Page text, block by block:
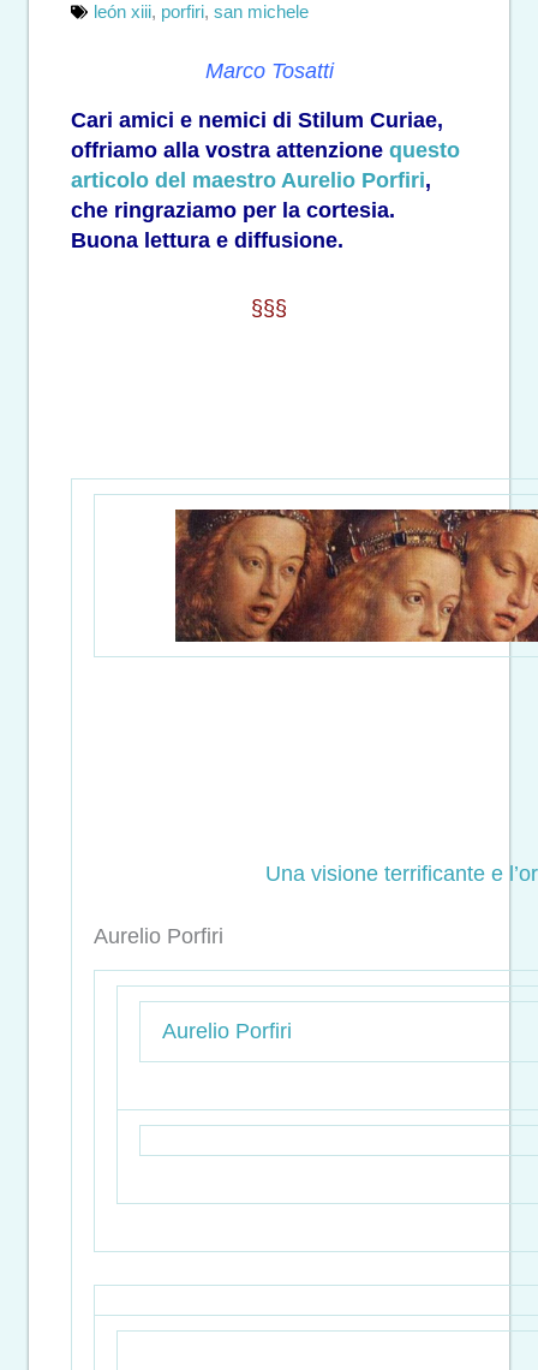
león xiii, porfiri, san michele
Marco Tosatti
Cari amici e nemici di Stilum Curiae,
offriamo alla vostra attenzione questo
articolo del maestro Aurelio Porfiri,
che ringraziamo per la cortesia.
Buona lettura e diffusione.
§§§
Una visione terrificante e
Aurelio Porfiri
Aurelio Porfiri